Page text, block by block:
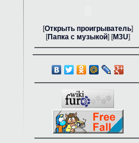
[Открыть проигрыватель]
[Папка с музыкой] [M3U]